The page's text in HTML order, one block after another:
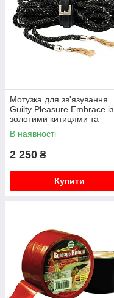
Мотузка для зв'язування
Guilty Pleasure Embrace із
золотими китицями та
застібкою-ременем, 7 м
В наявності
2 250 ₴
Купити